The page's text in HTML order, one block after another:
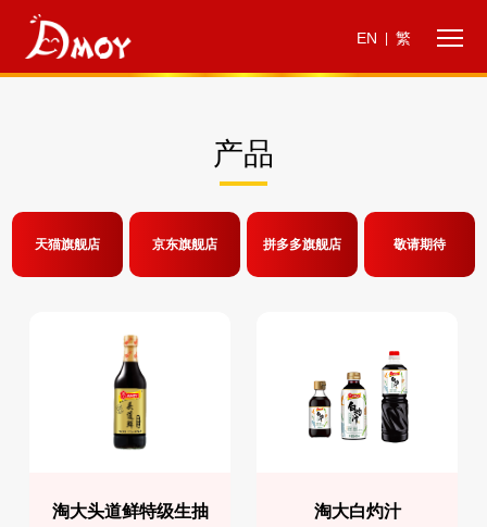
EN 繁
产品
天猫旗舰店 京东旗舰店 拼多多旗舰店 敬请期待
淘大头道鲜特级生抽 淘大白灼汁